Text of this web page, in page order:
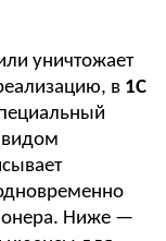
уничтожает
в 1С
видом
Ниже —